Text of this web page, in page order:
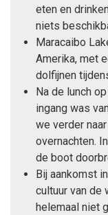
eten en
niets
Maracaibo
Amerika, met
dolfijnen
Na de lunch
ingang was
we verder
overnachten.
de boot
Bij aankomst
cultuur van de
helemaal niet